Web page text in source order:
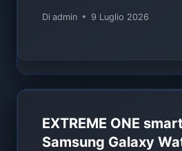
Di admin 9 Luglio 2026
EXTREME ONE
Samsung Galaxy